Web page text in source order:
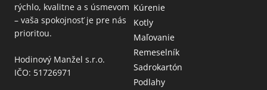
rýchlo, kvalitne a s úsmevom
– vaša spokojnosť je pre nás
prioritou.
Hodinový Manžel s.r.o.
IČO: 51726971
Kúrenie
Kotly
Maľovanie
Remeselník
Sadrokartón
Podlahy